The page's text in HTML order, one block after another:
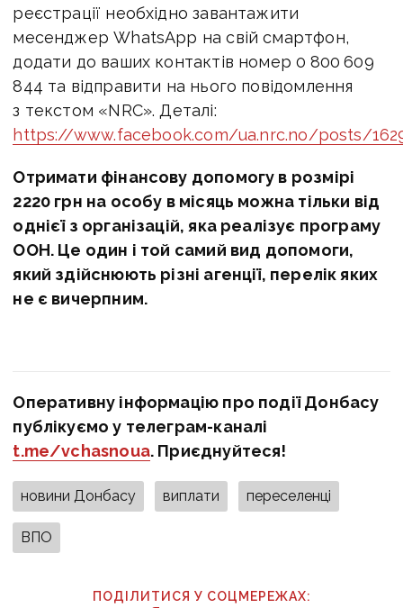
реєстрації необхідно завантажити
месенджер WhatsApp на свій смартфон,
додати до ваших контактів номер 0 800 609
844 та відправити на нього повідомлення
з текстом «NRC». Деталі:
https://www.facebook.com/ua.nrc.no/posts/
Отримати фінансову допомогу в розмірі
2220 грн на особу в місяць можна тільки від
однієї з організацій, яка реалізує програму
ООН. Це один і той самий вид допомоги,
який здійснюють різні агенції, перелік яких
не є вичерпним.
Оперативну інформацію про події Донбасу
публікуємо у телеграм-каналі
t.me/vchasnoua. Приєднуйтеся!
новини Донбасу виплати переселенці
ВПО
ПОДІЛИТИСЯ У СОЦМЕРЕЖАХ: